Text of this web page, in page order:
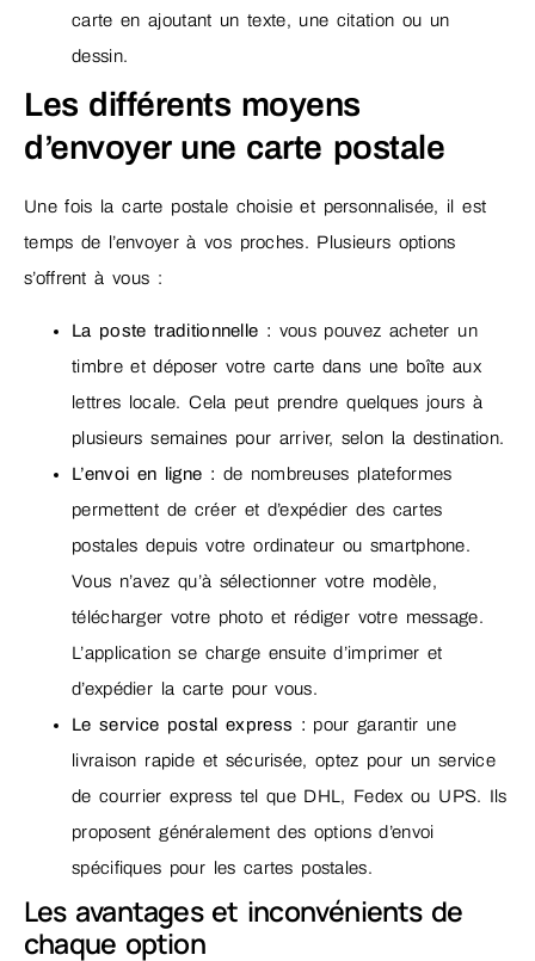
carte en ajoutant un texte, une citation ou un
dessin.
Les différents moyens
d’envoyer une carte postale
Une fois la carte postale choisie et personnalisée, il est
temps de l’envoyer à vos proches. Plusieurs options
s’offrent à vous :
La poste traditionnelle : vous pouvez acheter un
timbre et déposer votre carte dans une boîte aux
lettres locale. Cela peut prendre quelques jours à
plusieurs semaines pour arriver, selon la destination.
L’envoi en ligne : de nombreuses plateformes
permettent de créer et d’expédier des cartes
postales depuis votre ordinateur ou smartphone.
Vous n’avez qu’à sélectionner votre modèle,
télécharger votre photo et rédiger votre message.
L’application se charge ensuite d’imprimer et
d’expédier la carte pour vous.
Le service postal express : pour garantir une
livraison rapide et sécurisée, optez pour un service
de courrier express tel que DHL, Fedex ou UPS. Ils
proposent généralement des options d’envoi
spécifiques pour les cartes postales.
Les avantages et inconvénients de
chaque option